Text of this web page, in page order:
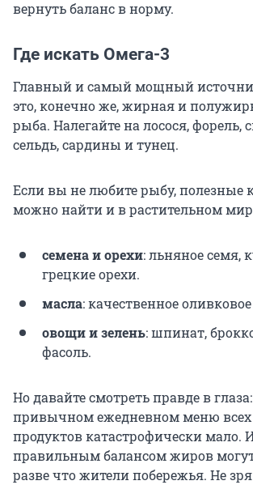
вернуть баланс в норму.
Где искать Омега-3
Главный и самый мощный
это, конечно же, жирная и
рыба. Налегайте на лосося, форель,
сельдь, сардины и тунец.
Если вы не любите рыбу, полезные
можно найти и в растительном
семена и орехи: льняное семя,
грецкие орехи.
масла: качественное
овощи и зелень: шпинат,
фасоль.
Но давайте смотреть правде в
привычном ежедневном меню всех
продуктов катастрофически мало.
правильным балансом жиров
разве что жители побережья. Не